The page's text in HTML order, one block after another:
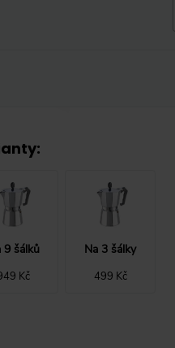
:
9 šálků
Kč
Na 3 šálky
499 Kč